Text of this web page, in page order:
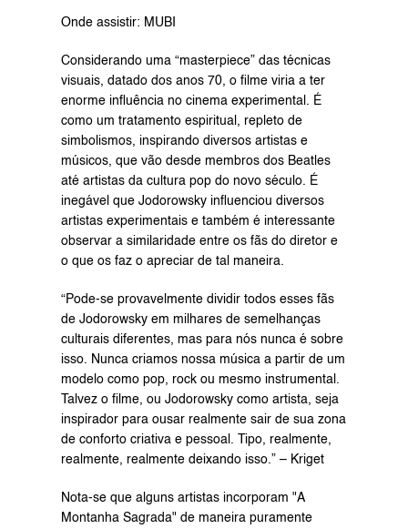
Onde assistir: MUBI
Considerando uma “masterpiece” das técnicas
visuais, datado dos anos 70, o filme viria a ter
enorme influência no cinema experimental. É
como um tratamento espiritual, repleto de
simbolismos, inspirando diversos artistas e
músicos, que vão desde membros dos Beatles
até artistas da cultura pop do novo século. É
inegável que Jodorowsky influenciou diversos
artistas experimentais e também é interessante
observar a similaridade entre os fãs do diretor e
o que os faz o apreciar de tal maneira.
“Pode-se provavelmente dividir todos esses fãs
de Jodorowsky em milhares de semelhanças
culturais diferentes, mas para nós nunca é sobre
isso. Nunca criamos nossa música a partir de um
modelo como pop, rock ou mesmo instrumental.
Talvez o filme, ou Jodorowsky como artista, seja
inspirador para ousar realmente sair de sua zona
de conforto criativa e pessoal. Tipo, realmente,
realmente, realmente deixando isso.” – Kriget
Nota-se que alguns artistas incorporam "A
Montanha Sagrada" de maneira puramente